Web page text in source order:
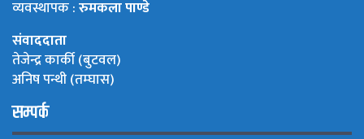
व्यवस्थापक :रुमकला पाण्डे
संवाददाता
तेजेन्द्र कार्की (बुटवल)
अनिष पन्थी (तम्घास)
सम्पर्क